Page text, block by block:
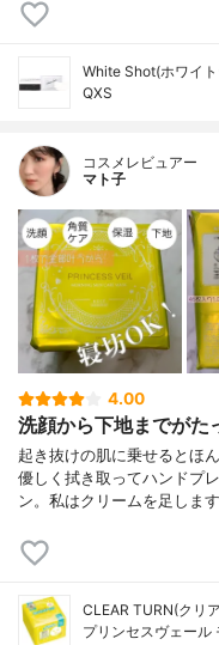
White Shot(ホワイ
QXS
コスメレビュアー
マト子
4.00
洗顔から下地までがた
起き抜けの肌に乗せるとほ
優しく拭き取ってハンドプ
ン。私はクリームを足しま
CLEAR TURN(クリ
プリンセスヴェール